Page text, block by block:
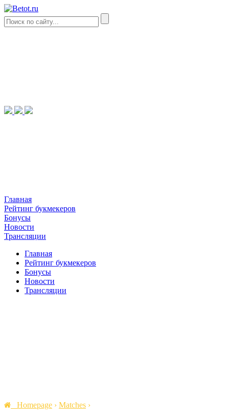
Главная
Рейтинг букмекеров
Бонусы
Новости
Трансляции
Главная
Рейтинг букмекеров
Бонусы
Новости
Трансляции
Homepage › Matches ›